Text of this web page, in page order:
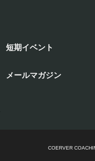
短期イベント
メールマガジン
COERVER